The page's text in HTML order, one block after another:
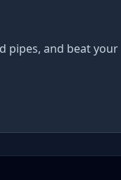
pipes, and beat